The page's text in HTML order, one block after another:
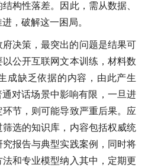
构性落差。因此，需从数据、
，破解这一困局。
决策，最突出的问题是结果可
公开互联网文本训练，材料数
成缺乏依据的内容，由此产生
对话场景中影响有限，一旦进
节，则可能导致严重后果。应
选的知识库，内容包括权威统
报告与典型实践案例，同时将
和专业模型纳入其中，定期更